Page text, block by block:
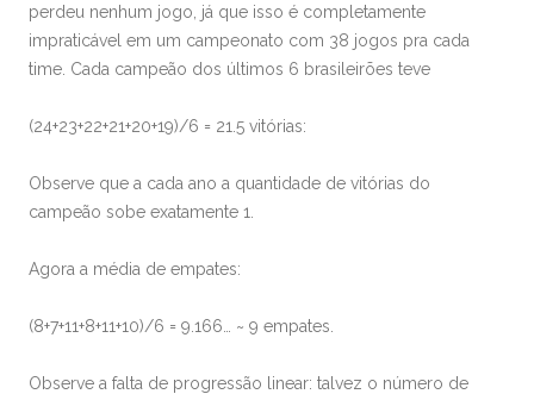
perdeu nenhum jogo, já que isso é completamente
impraticável em um campeonato com 38 jogos pra cada
time. Cada campeão dos últimos 6 brasileirões teve
(24+23+22+21+20+19)/6 = 21.5 vitórias:
Observe que a cada ano a quantidade de vitórias do
campeão sobe exatamente 1.
Agora a média de empates:
(8+7+11+8+11+10)/6 = 9.166… ~ 9 empates.
Observe a falta de progressão linear: talvez o número de